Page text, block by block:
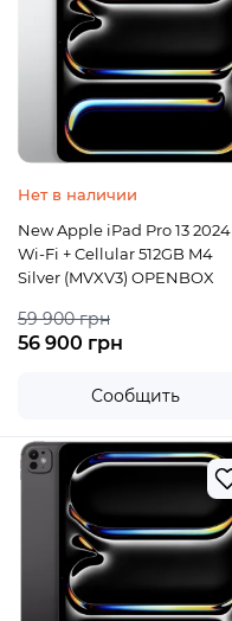
Нет в наличии
New Apple iPad Pro 13 2024
Wi-Fi + Cellular 512GB M4
Silver (MVXV3) OPENBOX
59 900 грн
56 900 грн
Сообщить